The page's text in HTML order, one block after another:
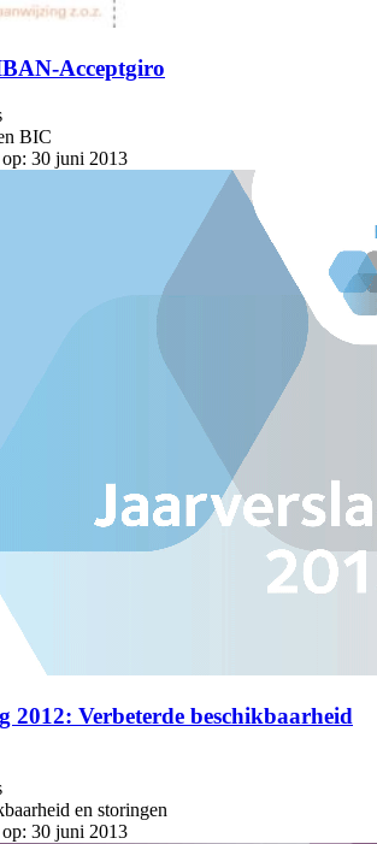
Acceptgiro
BIC
30 juni 2013
2012: Verbeterde beschikbaarheid
en storingen
30 juni 2013